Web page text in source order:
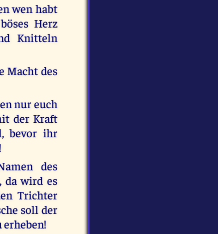
wen habt
Herz
Knitteln
Macht des
nur euch
der Kraft
bevor ihr
des
da wird es
Trichter
soll der
erheben!